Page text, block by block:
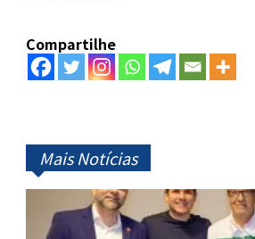
Compartilhe
Mais Notícias